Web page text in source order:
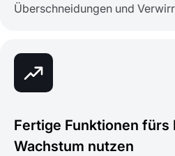
Überschneidungen und
Fertige Funktionen fürs
Wachstum nutzen